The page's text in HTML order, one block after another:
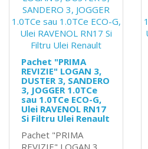
Pachet "PRIMA
REVIZIE" LOGAN 3,
DUSTER 3, SANDERO
3, JOGGER 1.0TCe
sau 1.0TCe ECO-G,
Ulei RAVENOL RN17
Si Filtru Ulei Renault
Pachet "PRIMA